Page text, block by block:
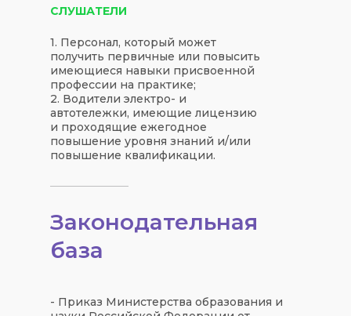
СЛУШАТЕЛИ
1. Персонал, который может
получить первичные или повысить
имеющиеся навыки присвоенной
профессии на практике;
2. Водители электро- и
автотележки, имеющие лицензию
и проходящие ежегодное
повышение уровня знаний и/или
повышение квалификации.
Законодательная
база
- Приказ Министерства образования и